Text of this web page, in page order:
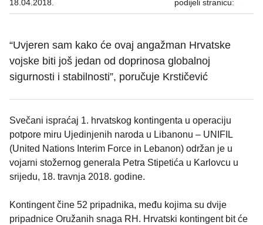
18.04.2018. podijeli stranicu:
“Uvjeren sam kako će ovaj angažman Hrvatske
vojske biti još jedan od doprinosa globalnoj
sigurnosti i stabilnosti”, poručuje Krstičević
Svečani ispraćaj 1. hrvatskog kontingenta u operaciju
potpore miru Ujedinjenih naroda u Libanonu – UNIFIL
(United Nations Interim Force in Lebanon) održan je u
vojarni stožernog generala Petra Stipetića u Karlovcu u
srijedu, 18. travnja 2018. godine.
Kontingent čine 52 pripadnika, među kojima su dvije
pripadnice Oružanih snaga RH. Hrvatski kontingent bit će